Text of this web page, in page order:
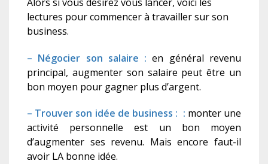
lectures pour commencer à travailler sur son
business.
– Négocier son salaire :en général revenu
principal, augmenter son salaire peut être un
bon moyen pour gagner plus d’argent.
– Trouver son idée de business : : monter une
activité personnelle est un bon moyen
d’augmenter ses revenu. Mais encore faut-il
avoir LA bonne idée.